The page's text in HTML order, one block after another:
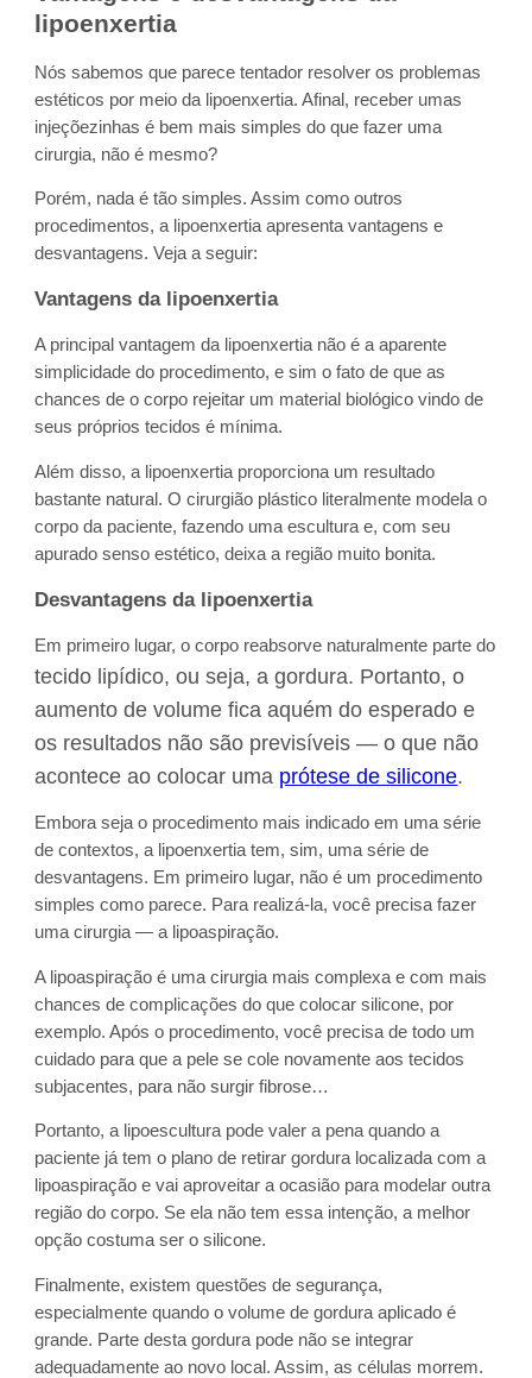
lipoenxertia
Nós sabemos que parece tentador resolver os problemas
estéticos por meio da lipoenxertia. Afinal, receber umas
injeçõezinhas é bem mais simples do que fazer uma
cirurgia, não é mesmo?
Porém, nada é tão simples. Assim como outros
procedimentos, a lipoenxertia apresenta vantagens e
desvantagens. Veja a seguir:
Vantagens da lipoenxertia
A principal vantagem da lipoenxertia não é a aparente
simplicidade do procedimento, e sim o fato de que as
chances de o corpo rejeitar um material biológico vindo de
seus próprios tecidos é mínima.
Além disso, a lipoenxertia proporciona um resultado
bastante natural. O cirurgião plástico literalmente modela o
corpo da paciente, fazendo uma escultura e, com seu
apurado senso estético, deixa a região muito bonita.
Desvantagens da lipoenxertia
Em primeiro lugar, o corpo reabsorve naturalmente parte do
tecido lipídico, ou seja, a gordura. Portanto, o
aumento de volume fica aquém do esperado e
os resultados não são previsíveis — o que não
acontece ao colocar uma prótese de silicone.
Embora seja o procedimento mais indicado em uma série
de contextos, a lipoenxertia tem, sim, uma série de
desvantagens. Em primeiro lugar, não é um procedimento
simples como parece. Para realizá-la, você precisa fazer
uma cirurgia — a lipoaspiração.
A lipoaspiração é uma cirurgia mais complexa e com mais
chances de complicações do que colocar silicone, por
exemplo. Após o procedimento, você precisa de todo um
cuidado para que a pele se cole novamente aos tecidos
subjacentes, para não surgir fibrose…
Portanto, a lipoescultura pode valer a pena quando a
paciente já tem o plano de retirar gordura localizada com a
lipoaspiração e vai aproveitar a ocasião para modelar outra
região do corpo. Se ela não tem essa intenção, a melhor
opção costuma ser o silicone.
Finalmente, existem questões de segurança,
especialmente quando o volume de gordura aplicado é
grande. Parte desta gordura pode não se integrar
adequadamente ao novo local. Assim, as células morrem.